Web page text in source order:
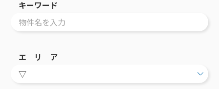
サービス提供エリア
工事・配線について
ポテトを導入している集合住宅
物件情報
ご加入中のサービス確認・変更
サポートサービス
サポートサービストップ
サービス案内
ケーブルテレビ
インターネット
キーワード
エ リ ア